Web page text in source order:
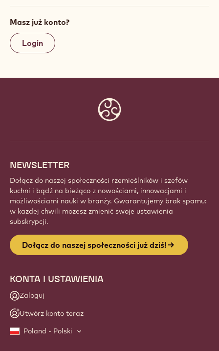
Masz już konto?
Login
NEWSLETTER
Dołącz do naszej społeczności rzemieślników i szefów
kuchni i bądź na bieżąco z nowościami, innowacjami i
możliwościami nauki w branży. Gwarantujemy brak spamu:
w każdej chwili możesz zmienić swoje ustawienia
subskrypcji.
Dołącz do naszej społeczności już dziś!
KONTA I USTAWIENIA
Zaloguj
Utwórz konto teraz
Poland - Polski